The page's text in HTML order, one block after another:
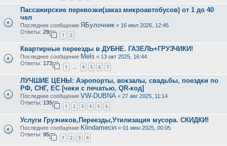
Пассажирские перевозки(заказ микроавтобусов) от 1 до 40
чел
Последнее сообщение ЯБулочник « 16 июл 2026, 12:45
Ответы: 29
1 2
Квартирные переезды в ДУБНЕ. ГАЗЕЛЬ+ГРУЗЧИКИ!
Последнее сообщение Mels « 13 окт 2025, 16:44
Ответы: 173
1 … 4 5 6 7
ЛУЧШИЕ ЦЕНЫ: Аэропорты, вокзалы, свадьбы, поездки по
РФ, СНГ, ЕС [чеки с печатью, QR-код]
Последнее сообщение VW-DUBNA « 27 авг 2025, 11:14
Ответы: 135
1 2 3 4 5 6
Услуги Грузчиков,Переезды,Утилизация мусора. СКИДКИ!
Последнее сообщение Klindamecin « 01 июн 2025, 00:05
Ответы: 95
1 2 3 4